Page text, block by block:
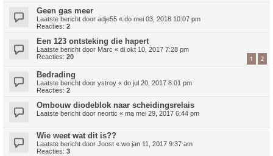
Geen gas meer
Laatste bericht door adje55 « do mei 03, 2018 10:07 pm
Reacties: 2
Een 123 ontsteking die hapert
Laatste bericht door Marc « di okt 10, 2017 7:28 pm
Reacties: 20 1 2
Bedrading
Laatste bericht door ystroy « do jul 20, 2017 8:01 pm
Reacties: 2
Ombouw diodeblok naar scheidingsrelais
Laatste bericht door neortic « ma mei 29, 2017 6:44 pm
Wie weet wat dit is??
Laatste bericht door Joost « wo jan 11, 2017 9:37 am
Reacties: 3